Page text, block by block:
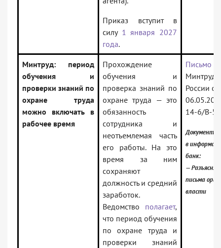
Приказ вступит в
силу 1 января 2027
года.
Минтруд: период
обучения и
проверки знаний по
охране труда
можно включать в
рабочее время
Прохождение
обучения и
проверка знаний по
охране труда — это
обязанность
сотрудника и
неотъемлемая часть
его работы. На это
время за ним
сохраняют
должность и средний
заработок.
Ведомство полагает,
что период обучения
по охране труда и
проверки знаний
Письмо
Минтруда
России от
14-6/В-
Документ
в
банк:
—
письма
власти